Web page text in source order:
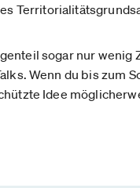
sogar nur wenig
Wenn du bis zum
Idee